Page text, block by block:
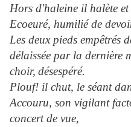
Hors d'haleine il halète et
Ecoeuré, humilié de
Les deux pieds empêtrés
délaissée par la dernière
choir, désespéré.
Plouf! il chut, le séant
Accouru, son vigilant
concert de vue,